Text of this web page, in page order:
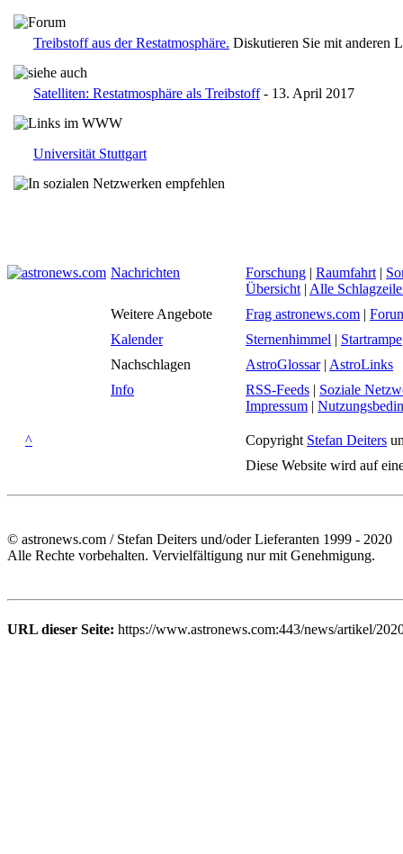
Treibstoff aus der Restatmosphäre. Diskutieren Sie mit anderen
Satelliten: Restatmosphäre als Treibstoff- 13. April 2017
Universität Stuttgart
Nachrichten Forschung | Raumfahrt |
Übersicht | Alle
Weitere Angebote
Frag astronews.com |
Kalender
Sternenhimmel | Startrampe
Nachschlagen
AstroGlossar| AstroLinks
Info
RSS-Feeds | Soziale
Impressum |
^ Copyright Stefan Deiters
Diese Website wird auf
© astronews.com / Stefan Deiters und/oder Lieferanten 1999 - 2020
Alle Rechte vorbehalten. Vervielfältigung nur mit Genehmigung.
URL dieser Seite: https://www.astronews.com:443/news/artikel/